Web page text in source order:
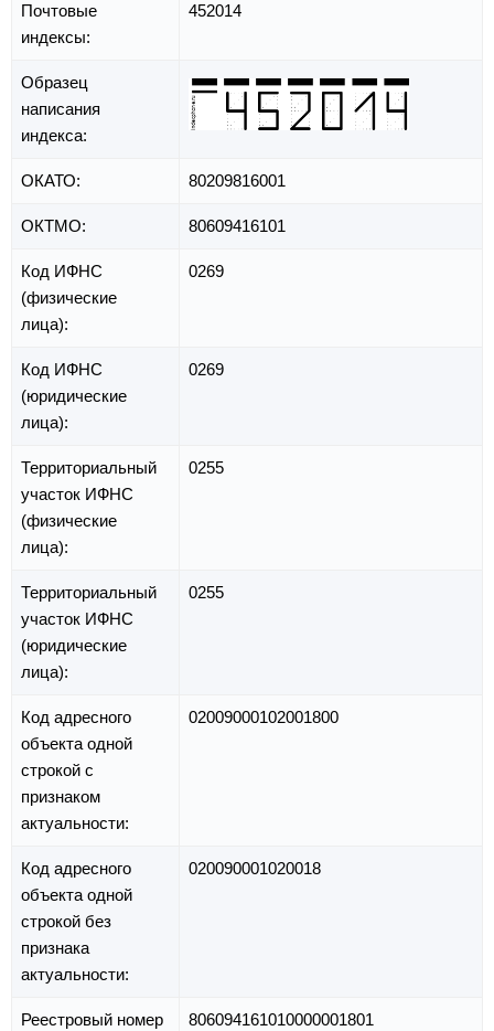
Почтовые
индексы:
452014
Образец
написания
индекса:
ОКАТО: 80209816001
ОКТМО: 80609416101
Код ИФНС
(физические
лица):
0269
Код ИФНС
(юридические
лица):
0269
Территориальный
участок ИФНС
(физические
лица):
0255
Территориальный
участок ИФНС
(юридические
лица):
0255
Код адресного
объекта одной
строкой с
признаком
актуальности:
02009000102001800
Код адресного
объекта одной
строкой без
признака
актуальности:
020090001020018
Реестровый номер
806094161010000001801